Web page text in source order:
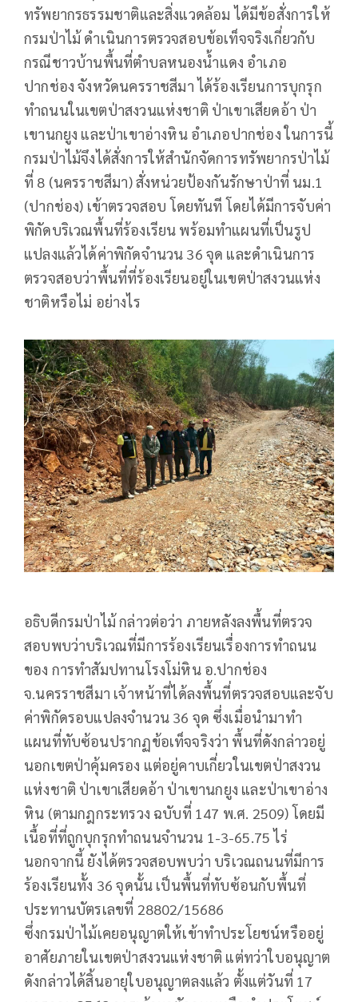
ทรัพยากรธรรมชาติและสิ่งแวดล้อม ได้มีข้อสั่งการให้
กรมป่าไม้ ดำเนินการตรวจสอบข้อเท็จจริงเกี่ยวกับ
กรณีชาวบ้านพื้นที่ตำบลหนองน้ำแดง อำเภอ
ปากช่อง จังหวัดนครราชสีมา ได้ร้องเรียนการบุกรุก
ทำถนนในเขตป่าสงวนแห่งชาติ ป่าเขาเสียดอ้า ป่า
เขานกยูง และป่าเขาอ่างหิน อำเภอปากช่อง ในการนี้
กรมป่าไม้จึงได้สั่งการให้สำนักจัดการทรัพยากรป่าไม้
ที่ 8 (นครราชสีมา) สั่งหน่วยป้องกันรักษาป่าที่ นม.1
(ปากช่อง) เข้าตรวจสอบ โดยทันที โดยได้มีการจับค่า
พิกัดบริเวณพื้นที่ร้องเรียน พร้อมทำแผนที่เป็นรูป
แปลงแล้วได้ค่าพิกัดจำนวน 36 จุด และดำเนินการ
ตรวจสอบว่าพื้นที่ที่ร้องเรียนอยู่ในเขตป่าสงวนแห่ง
ชาติหรือไม่ อย่างไร
อธิบดีกรมป่าไม้ กล่าวต่อว่า ภายหลังลงพื้นที่ตรวจ
สอบพบว่าบริเวณที่มีการร้องเรียนเรื่องการทำถนน
ของ การทำสัมปทานโรงโม่หิน อ.ปากช่อง
จ.นครราชสีมา เจ้าหน้าที่ได้ลงพื้นที่ตรวจสอบและจับ
ค่าพิกัดรอบแปลงจำนวน 36 จุด ซึ่งเมื่อนำมาทำ
แผนที่ทับซ้อนปรากฏข้อเท็จจริงว่า พื้นที่ดังกล่าวอยู่
นอกเขตป่าคุ้มครอง แต่อยู่คาบเกี่ยวในเขตป่าสงวน
แห่งชาติ ป่าเขาเสียดอ้า ป่าเขานกยูง และป่าเขาอ่าง
หิน (ตามกฎกระทรวง ฉบับที่ 147 พ.ศ. 2509) โดยมี
เนื้อที่ที่ถูกบุกรุกทำถนนจำนวน 1-3-65.75 ไร่
นอกจากนี้ ยังได้ตรวจสอบพบว่า บริเวณถนนที่มีการ
ร้องเรียนทั้ง 36 จุดนั้น เป็นพื้นที่ทับซ้อนกับพื้นที่
ประทานบัตรเลขที่ 28802/15686
ซึ่งกรมป่าไม้เคยอนุญาตให้เข้าทำประโยชน์หรืออยู่
อาศัยภายในเขตป่าสงวนแห่งชาติ แต่ทว่าใบอนุญาต
ดังกล่าวได้สิ้นอายุใบอนุญาตลงแล้ว ตั้งแต่วันที่ 17